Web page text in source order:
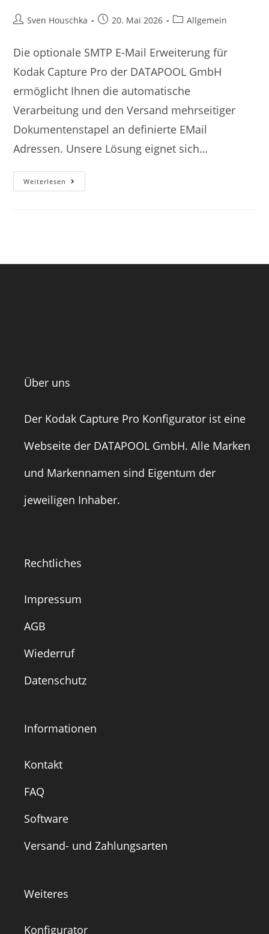
Sven Houschka 20. Mai 2026 Allgemein
Die optionale SMTP E-Mail Erweiterung für
Kodak Capture Pro der DATAPOOL GmbH
ermöglicht Ihnen die automatische
Verarbeitung und den Versand mehrseitiger
Dokumentenstapel an definierte EMail
Adressen. Unsere Lösung eignet sich…
Weiterlesen
Über uns
Der Kodak Capture Pro Konfigurator ist eine
Webseite der DATAPOOL GmbH. Alle Marken
und Markennamen sind Eigentum der
jeweiligen Inhaber.
Rechtliches
Impressum
AGB
Wiederruf
Datenschutz
Informationen
Kontakt
FAQ
Software
Versand- und Zahlungsarten
Weiteres
Konfigurator